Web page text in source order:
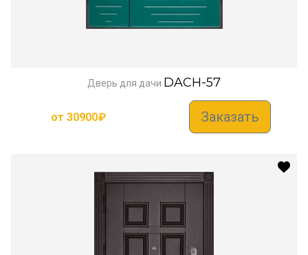
Дверь для дачи DACH-57
от 30900₽ Заказать